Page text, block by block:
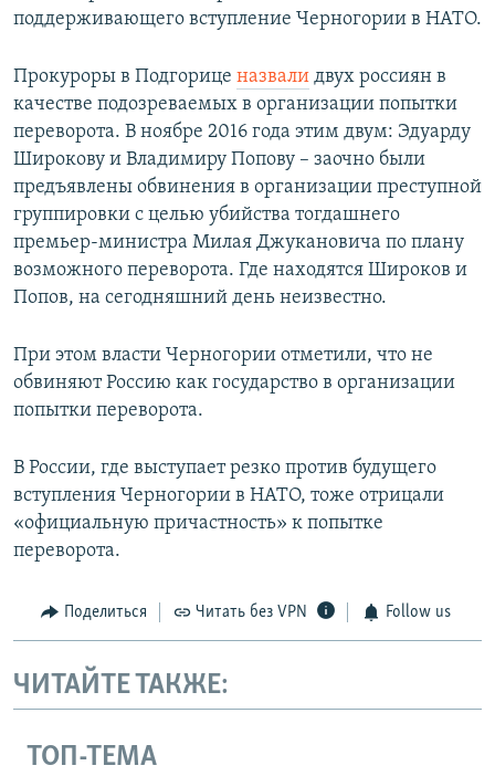
поддерживающего вступление Черногории в НАТО.
Прокуроры в Подгорице назвали двух россиян в
качестве подозреваемых в организации попытки
переворота. В ноябре 2016 года этим двум: Эдуарду
Широкову и Владимиру Попову – заочно были
предъявлены обвинения в организации преступной
группировки с целью убийства тогдашнего
премьер-министра Милая Джукановича по плану
возможного переворота. Где находятся Широков и
Попов, на сегодняшний день неизвестно.
При этом власти Черногории отметили, что не
обвиняют Россию как государство в организации
попытки переворота.
В России, где выступает резко против будущего
вступления Черногории в НАТО, тоже отрицали
«официальную причастность» к попытке
переворота.
Поделиться Читать без VPN Follow us
ЧИТАЙТЕ ТАКЖЕ:
ТОП-ТЕМА